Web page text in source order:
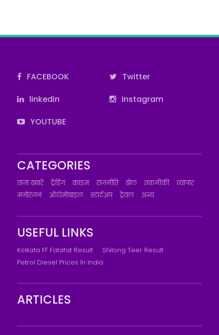
FACEBOOK
Twitter
linkedin
Instagram
YOUTUBE
CATEGORIES
ताज़ा ख़बरें ट्रेंडिंग क्राइम राजनीति खेल तकनीकी
व्यापार
मनोरंजन
ऑटोमोबाइल स्टार्टअप ट्रेवल अन्य
USEFUL LINKS
Kolkata FF Fatafat Result
Shilong Teer Result
Petrol Diesel Prices In India
ARTICLES